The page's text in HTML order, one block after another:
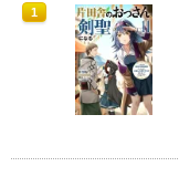
1
1
1
1